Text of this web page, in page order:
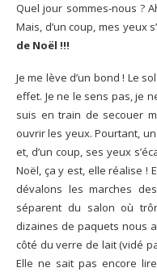
Quel jour sommes-nous ?
Mais, d’un coup, mes yeux
de Noël !!!
Je me lève d’un bond ! Le
effet. Je ne le sens pas, je
suis en train de secouer
ouvrir les yeux. Pourtant,
et, d’un coup, ses yeux
Noël, ça y est, elle réalise !
dévalons les marches
séparent du salon où
dizaines de paquets nous
côté du verre de lait (vidé
Elle ne sait pas encore